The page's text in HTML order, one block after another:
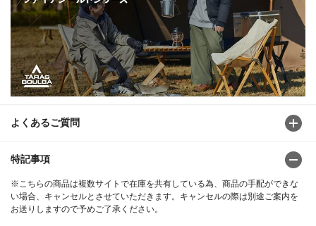
よくあるご質問
特記事項
※こちらの商品は複数サイトで在庫を共有している為、商品の手配ができな
い場合、キャンセルとさせていただきます。キャンセルの際は別途ご案内を
お送りしますので予めご了承ください。